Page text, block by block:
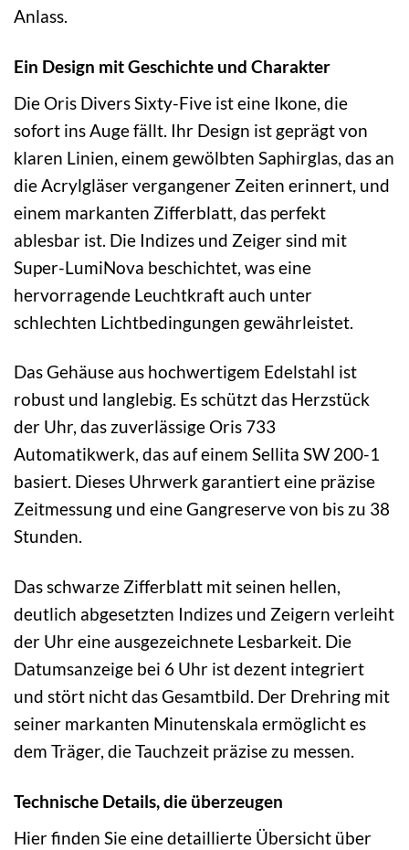
Anlass.
Ein Design mit Geschichte und Charakter
Die Oris Divers Sixty-Five ist eine Ikone, die
sofort ins Auge fällt. Ihr Design ist geprägt von
klaren Linien, einem gewölbten Saphirglas, das an
die Acrylgläser vergangener Zeiten erinnert, und
einem markanten Zifferblatt, das perfekt
ablesbar ist. Die Indizes und Zeiger sind mit
Super-LumiNova beschichtet, was eine
hervorragende Leuchtkraft auch unter
schlechten Lichtbedingungen gewährleistet.
Das Gehäuse aus hochwertigem Edelstahl ist
robust und langlebig. Es schützt das Herzstück
der Uhr, das zuverlässige Oris 733
Automatikwerk, das auf einem Sellita SW 200-1
basiert. Dieses Uhrwerk garantiert eine präzise
Zeitmessung und eine Gangreserve von bis zu 38
Stunden.
Das schwarze Zifferblatt mit seinen hellen,
deutlich abgesetzten Indizes und Zeigern verleiht
der Uhr eine ausgezeichnete Lesbarkeit. Die
Datumsanzeige bei 6 Uhr ist dezent integriert
und stört nicht das Gesamtbild. Der Drehring mit
seiner markanten Minutenskala ermöglicht es
dem Träger, die Tauchzeit präzise zu messen.
Technische Details, die überzeugen
Hier finden Sie eine detaillierte Übersicht über